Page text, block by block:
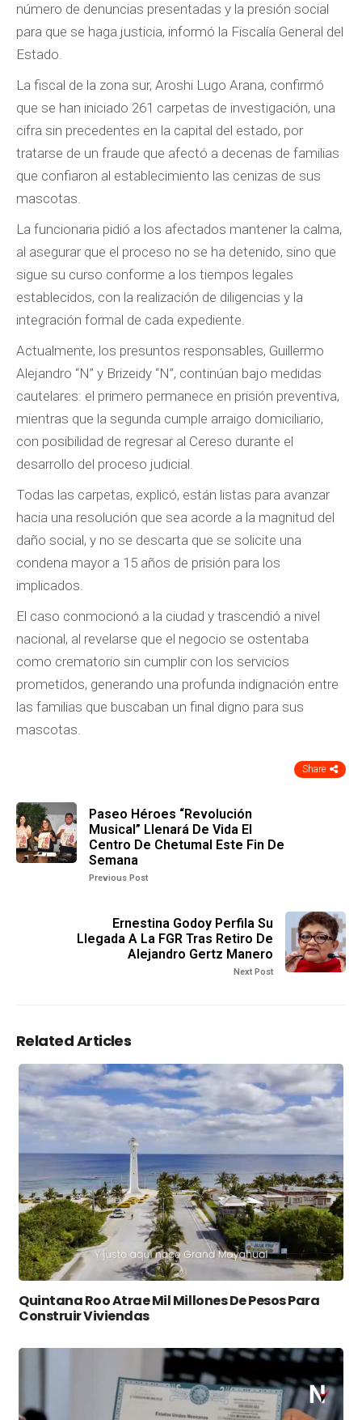
número de denuncias presentadas y la presión social
para que se haga justicia, informó la Fiscalía General del
Estado.
La fiscal de la zona sur, Aroshi Lugo Arana, confirmó
que se han iniciado 261 carpetas de investigación, una
cifra sin precedentes en la capital del estado, por
tratarse de un fraude que afectó a decenas de familias
que confiaron al establecimiento las cenizas de sus
mascotas.
La funcionaria pidió a los afectados mantener la calma,
al asegurar que el proceso no se ha detenido, sino que
sigue su curso conforme a los tiempos legales
establecidos, con la realización de diligencias y la
integración formal de cada expediente.
Actualmente, los presuntos responsables, Guillermo
Alejandro “N” y Brizeidy “N”, continúan bajo medidas
cautelares: el primero permanece en prisión preventiva,
mientras que la segunda cumple arraigo domiciliario,
con posibilidad de regresar al Cereso durante el
desarrollo del proceso judicial.
Todas las carpetas, explicó, están listas para avanzar
hacia una resolución que sea acorde a la magnitud del
daño social, y no se descarta que se solicite una
condena mayor a 15 años de prisión para los
implicados.
El caso conmocionó a la ciudad y trascendió a nivel
nacional, al revelarse que el negocio se ostentaba
como crematorio sin cumplir con los servicios
prometidos, generando una profunda indignación entre
las familias que buscaban un final digno para sus
mascotas.
Share
Paseo Héroes “Revolución
Musical” Llenará De Vida El
Centro De Chetumal Este Fin De
Semana
Previous Post
Ernestina Godoy Perfila Su
Llegada A La FGR Tras Retiro De
Alejandro Gertz Manero
Next Post
Related Articles
Quintana Roo Atrae Mil Millones De Pesos Para
Construir Viviendas